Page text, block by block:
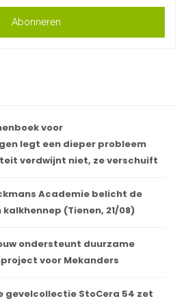
Abonneren
voor
legt een dieper probleem
verdwijnt niet, ze verschuift
Academie belicht de
(Tienen, 21/08)
ondersteunt duurzame
voor Mekanders
gevelcollectie StoCera 54 zet